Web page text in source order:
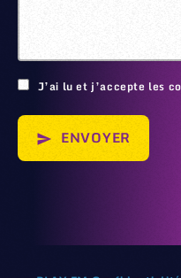
J’ai lu et j’accepte les
send ENVOYER